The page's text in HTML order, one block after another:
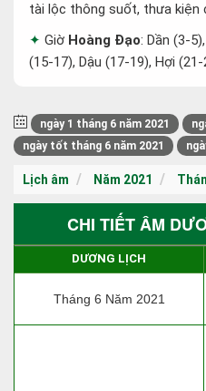
tài lộc thông suốt, thưa kiện
Giờ Hoàng Đạo: Dần (3-
(15-17), Dậu (17-19), Hợi (21-
ngày 1 tháng 6 năm 2021
ngày tốt tháng 6 năm 2021
Lịch âm Năm 2021
CHI TIẾT ÂM
DƯƠNG LỊCH
Tháng 6 Năm 2021